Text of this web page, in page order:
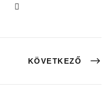
KÖVETKEZŐ